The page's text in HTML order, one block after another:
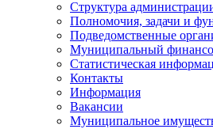
Структура
Полномочия, задачи и
Подведомственные
Муниципальный
Статистическая
Контакты
Информация
Вакансии
Муниципальное